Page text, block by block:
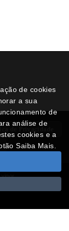
de Privacidade
vigor
de cookies
a sua
de
análise de
cookies e a
Saiba Mais.